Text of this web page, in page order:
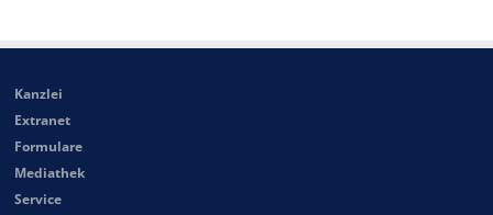
Kanzlei
Extranet
Formulare
Mediathek
Service